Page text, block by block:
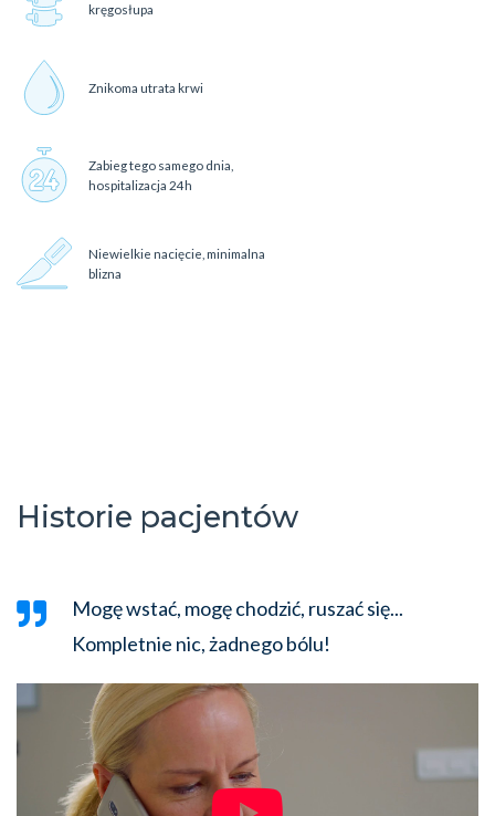
kręgosłupa
Znikoma utrata krwi
Zabieg tego samego dnia,
hospitalizacja 24h
Niewielkie nacięcie, minimalna
blizna
Historie pacjentów
Mogę wstać, mogę chodzić, ruszać się...
Kompletnie nic, żadnego bólu!